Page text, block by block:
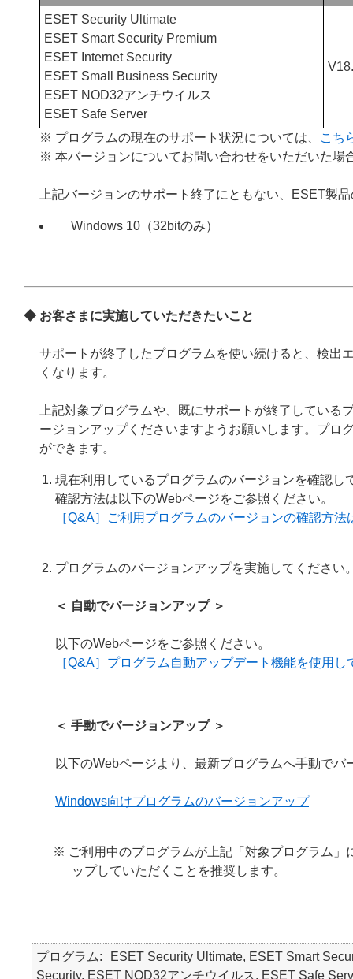
ESET Security Ultimate
ESET Smart Security Premium
ESET Internet Security
ESET Small Business Security
ESET NOD32アンチウイルス
ESET Safe Server
※ プログラムの現在のサポート状況については、
こち
※ 本バージョンについてお問い合わせをいただいた場
上記バージョンのサポート終了にともない、ESET製
Windows 10（32bitのみ）
◆ お客さまに実施していただきたいこと
サポートが終了したプログラムを使い続けると、検出
くなります。
上記対象プログラムや、既にサポートが終了してい
ージョンアップくださいますようお願いします。プロ
ができます。
現在利用しているプログラムのバージョンを確認し
確認方法は以下のWebページをご参照ください。
［Q&A］ご利用プログラムのバージョンの確認方法
プログラムのバージョンアップを実施してくださ
＜ 自動でバージョンアップ ＞
以下のWebページをご参照ください。
［Q&A］プログラム自動アップデート機能を使用
＜ 手動でバージョンアップ ＞
以下のWebページより、最新プログラムへ手動でバ
Windows向けプログラムのバージョンアップ
※ ご利用中のプログラムが上記「対象プログラム」
ップしていただくことを推奨します。
プログラム
ESET Security Ultimate, ESET Smart
Security, ESET NOD32アンチウイルス, ESET Safe